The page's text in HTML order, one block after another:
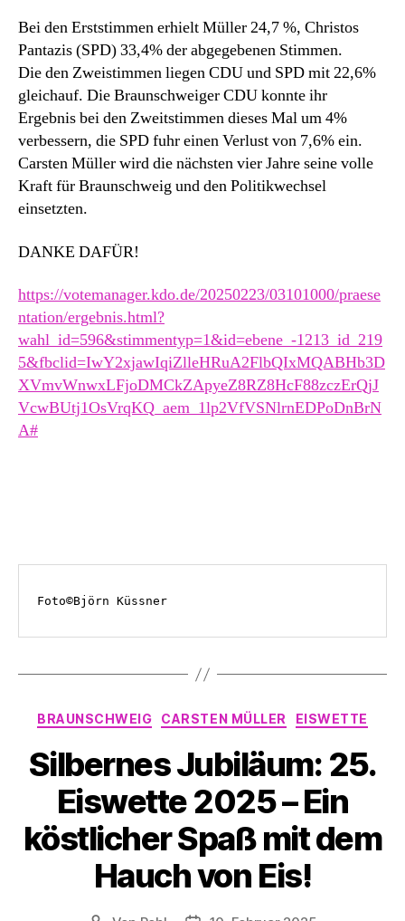
Bei den Erststimmen erhielt Müller 24,7 %, Christos
Pantazis (SPD) 33,4% der abgegebenen Stimmen.
Die den Zweistimmen liegen CDU und SPD mit 22,6%
gleichauf. Die Braunschweiger CDU konnte ihr
Ergebnis bei den Zweitstimmen dieses Mal um 4%
verbessern, die SPD fuhr einen Verlust von 7,6% ein.
Carsten Müller wird die nächsten vier Jahre seine volle
Kraft für Braunschweig und den Politikwechsel
einsetzten.
DANKE DAFÜR!
https://votemanager.kdo.de/20250223/03101000/praese
ntation/ergebnis.html?
wahl_id=596&stimmentyp=1&id=ebene_-1213_id_219
5&fbclid=IwY2xjawIqiZlleHRuA2FlbQIxMQABHb3D
XVmvWnwxLFjoDMCkZApyeZ8RZ8HcF88zczErQjJ
VcwBUtj1OsVrqKQ_aem_1lp2VfVSNlrnEDPoDnBrN
A#
Foto©Björn Küssner
Kategorien
BRAUNSCHWEIG CARSTEN MÜLLER EISWETTE
Silbernes Jubiläum: 25.
Eiswette 2025 – Ein
köstlicher Spaß mit dem
Hauch von Eis!